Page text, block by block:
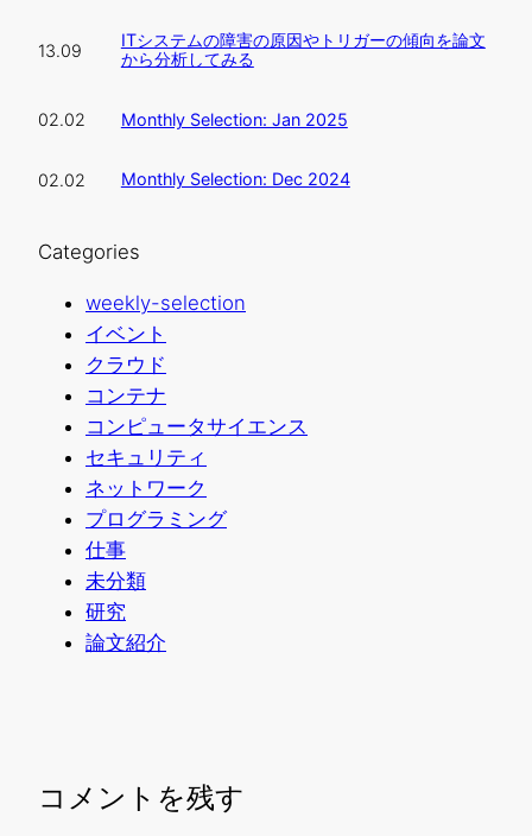
13.09
ITシステムの障害の原因やトリガーの傾向を論文
から分析してみる
02.02 Monthly Selection: Jan 2025
02.02 Monthly Selection: Dec 2024
Categories
weekly-selection
イベント
クラウド
コンテナ
コンピュータサイエンス
セキュリティ
ネットワーク
プログラミング
仕事
未分類
研究
論文紹介
コメントを残す